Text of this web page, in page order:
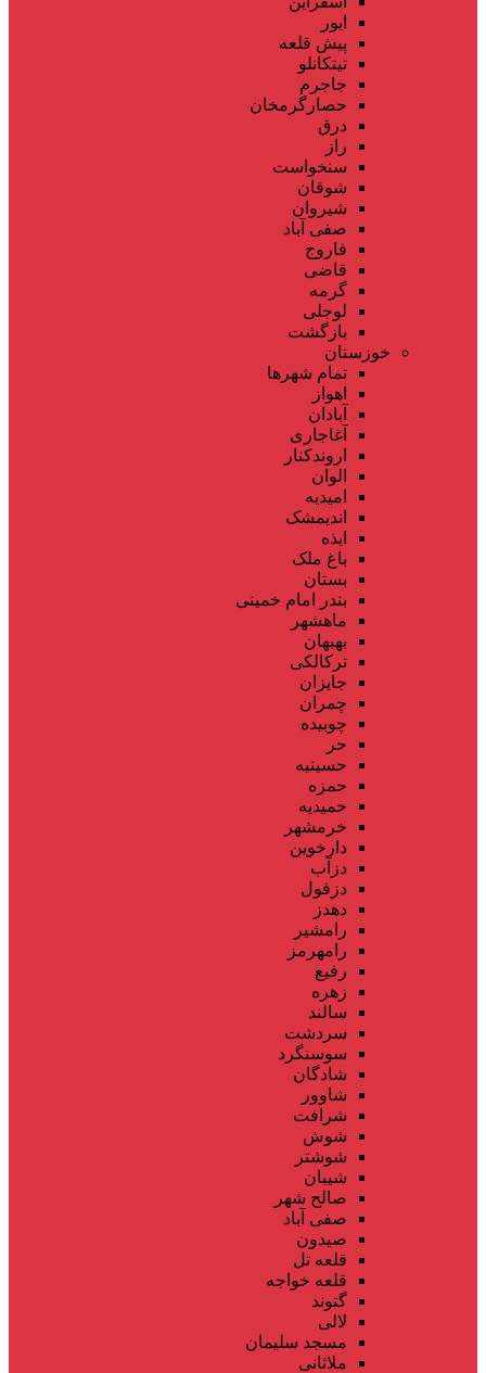
ایور
پیش قلعه
تیتکانلو
جاجرم
حصارگرمخان
درق
راز
سنخواست
شوقان
شیروان
صفی آباد
فاروج
قاضی
گرمه
لوجلی
بازگشت
خوزستان
تمام شهر‌ها
اهواز
آبادان
آغاجاری
اروندکنار
الوان
امیدیه
اندیمشک
ایذه
باغ ملک
بستان
بندر امام خمینی
ماهشهر
بهبهان
ترکالکی
جایزان
چمران
چوبیده
حر
حسینیه
حمزه
حمیدیه
خرمشهر
دارخوین
دزآب
دزفول
دهدز
رامشیر
رامهرمز
رفیع
زهره
سالند
سردشت
سوسنگرد
شادگان
شاوور
شرافت
شوش
شوشتر
شیبان
صالح شهر
صفی آباد
صیدون
قلعه تل
قلعه خواجه
گتوند
لالی
مسجد سلیمان
ملاثانی